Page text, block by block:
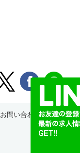
お問い合わせ